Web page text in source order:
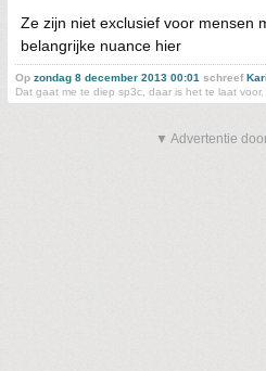
Ze zijn niet exclusief voor mensen
belangrijke nuance hier
Op zondag 8 december 2013 00:01 schreef
Dat gaat me te diep sp3c, daar is het te laat voor.
▼ Advertentie